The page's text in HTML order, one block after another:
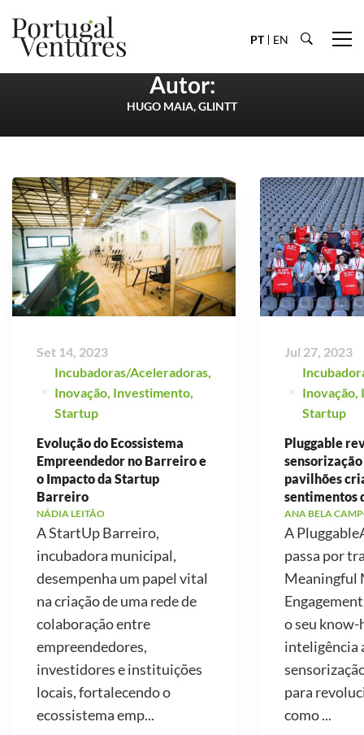
PT EN
Autor:
HUGO MAIA, GLINTT
Set 14, 2023
Incubadoras/Aceleradoras
Inovação Investimento
Startup
Evolução do Ecossistema
Empreendedor no Barreiro e
o Impacto da Startup
Barreiro
NÁDIA LEITÃO
A StartUp Barreiro,
incubadora municipal,
desempenha um papel vital
na criação de uma rede de
colaboração entre
empreendedores,
investidores e instituições
locais, fortalecendo o
ecossistema emp...
Jul 27, 2023
Inovação
Startup
Pluggable
pavilhões
sentimentos
ANA BELA
A
passa por
Meaningful
o seu know-
inteligência
para
como ...